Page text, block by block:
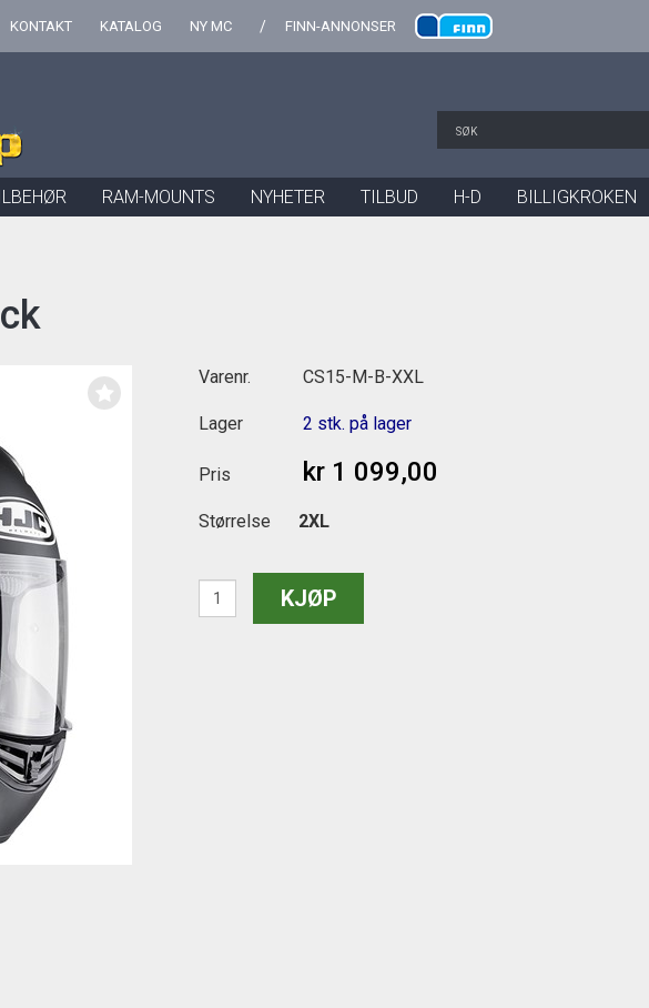
KONTAKT KATALOG NY MC FINN-ANNONSER
RAM-MOUNTS NYHETER TILBUD H-D BILLIGKROKEN
Varenr. CS15-M-B-XXL
Lager 2 stk. på lager
Pris kr 1 099,00
Størrelse 2XL